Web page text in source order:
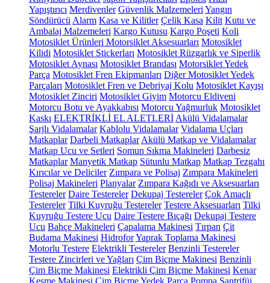
Yapıştırıcı Merdivenler Güvenlik Malzemeleri Yangın
Söndürücü Alarm Kasa ve Kilitler Çelik Kasa Kilit Kutu ve
Ambalaj Malzemeleri Kargo Kutusu Kargo Poşeti Koli
Motosiklet Ürünleri Motorsiklet Aksesuarları Motosiklet
Kilidi Motosiklet Stickerları Motosiklet Rüzgarlık ve Siperlik
Motosiklet Aynası Motosiklet Brandası Motorsiklet Yedek
Parça Motosiklet Fren Ekipmanları Diğer Motosiklet Yedek
Parçaları Motosiklet Fren ve Debriyaj Kolu Motosiklet Kayışı
Motosiklet Zinciri Motosiklet Giyim Motorcu Eldiveni
Motorcu Botu ve Ayakkabısı Motorcu Yağmurluk Motosiklet
Kaskı ELEKTRİKLİ EL ALETLERİ Akülü Vidalamalar
Şarjlı Vidalamalar Kablolu Vidalamalar Vidalama Uçları
Matkaplar Darbeli Matkaplar Akülü Matkap ve Vidalamalar
Matkap Ucu ve Setleri Somun Sıkma Makineleri Darbesiz
Matkaplar Manyetik Matkap Sütunlu Matkap Matkap Tezgahı
Kırıcılar ve Deliciler Zımpara ve Polisaj Zımpara Makineleri
Polisaj Makineleri Planyalar Zımpara Kağıdı ve Aksesuarları
Testereler Daire Testereler Dekupaj Testereler Çok Amaçlı
Testereler Tilki Kuyruğu Testereler Testere Aksesuarları Tilki
Kuyruğu Testere Ucu Daire Testere Bıçağı Dekupaj Testere
Ucu Bahçe Makineleri Çapalama Makinesi Tırpan Çit
Budama Makinesi HidroforYaprak Toplama Makinesi
Motorlu Testere Elektrikli Testereler Benzinli Testereler
Testere Zincirleri ve Yağları Çim Biçme Makinesi Benzinli
Çim Biçme Makinesi Elektrikli Çim Biçme Makinesi Kenar
Kesme Makinesi Çim Biçme Yedek Parça Pompa Santrifüj